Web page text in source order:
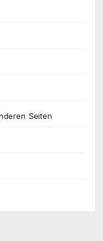
Seiten